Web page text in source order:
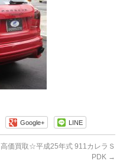
Google+ LINE
高価買取☆平成25年式 911カレラＳ
PDK →